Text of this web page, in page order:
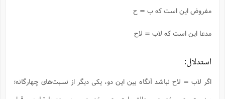
مفروض این است که ب = ح
مدعا این است که لاب = لاح
استدلال:
اگر لاب = لاح نباشد آنگاه بین این دو، یکی دیگر از نسبت‌های چهارگانه؛